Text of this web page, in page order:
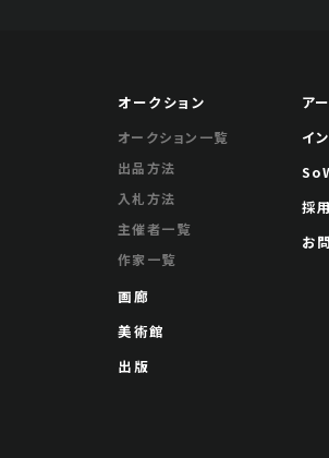
オークション
オークション一覧
出品方法
入札方法
主催者一覧
作家一覧
画廊
美術館
出版
ア
イ
採
お